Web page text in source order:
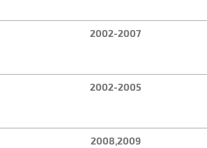
2002-2007
2002-2005
2008,2009